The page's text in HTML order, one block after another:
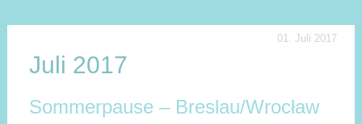
01. Juli 2017
Juli 2017
Sommerpause – Breslau/Wrocław